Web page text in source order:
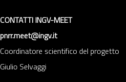
CONTATTI INGV-MEET
pnrr.meet@ingv.it
Coordinatore scientifico del progetto
Giulio Selvaggi